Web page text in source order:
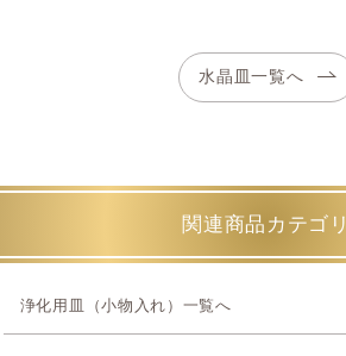
水晶皿一覧へ
関連商品カテゴリ
浄化用皿（小物入れ）一覧へ